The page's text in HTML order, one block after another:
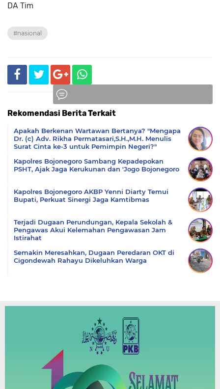
DA Tim
#nasional
Rekomendasi Berita Terkait
Apakah Berkenan Wartawan Bertanya? "Mengapa
Dr. (c) Adv. Rikha Permatasari,S.H.,M.H. Menulis
Surat Cinta ke-3 untuk Pemimpin Negeri?"
Kapolres Bojonegoro Sambang Kepadepokan
PSHT, Ajak Jaga Kerukunan dan 'Jogo Bojonegoro
Kapolres Bojonegoro AKBP Yenni Diarty Temui
Bupati, Perkuat Sinergi Jaga Kamtibmas
Terjadi Dugaan Perundungan, Kepala Sekolah &
Pengawas Akui Kelemahan Pengawasan Jam
Istirahat
Semakin Meresahkan, Dugaan Peredaran OKT di
Cigondewah Rahayu Dikeluhkan Warga